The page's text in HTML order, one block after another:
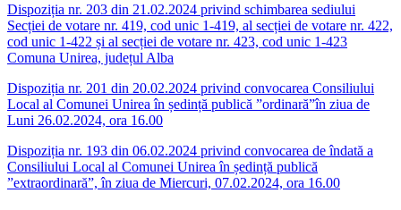
Dispoziția nr. 203 din 21.02.2024 privind schimbarea sediului
Secției de votare nr. 419, cod unic 1-419, al secției de votare nr. 422,
cod unic 1-422 și al secției de votare nr. 423, cod unic 1-423
Comuna Unirea, județul Alba
Dispoziția nr. 201 din 20.02.2024 privind convocarea Consiliului
Local al Comunei Unirea în ședință publică ”ordinară”în ziua de
Luni 26.02.2024, ora 16.00
Dispoziția nr. 193 din 06.02.2024 privind convocarea de îndată a
Consiliului Local al Comunei Unirea în ședință publică
”extraordinară”, în ziua de Miercuri, 07.02.2024, ora 16.00